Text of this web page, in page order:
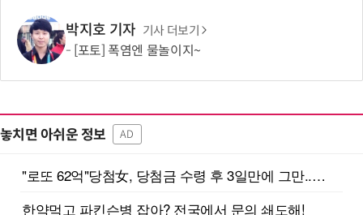
박지호 기자 기사 더보기
[포토] 폭염엔 물놀이지~
놓치면 아쉬운 정보 AD